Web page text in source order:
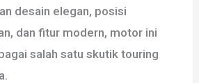
desain elegan, posisi
dan fitur modern, motor ini
salah satu skutik touring